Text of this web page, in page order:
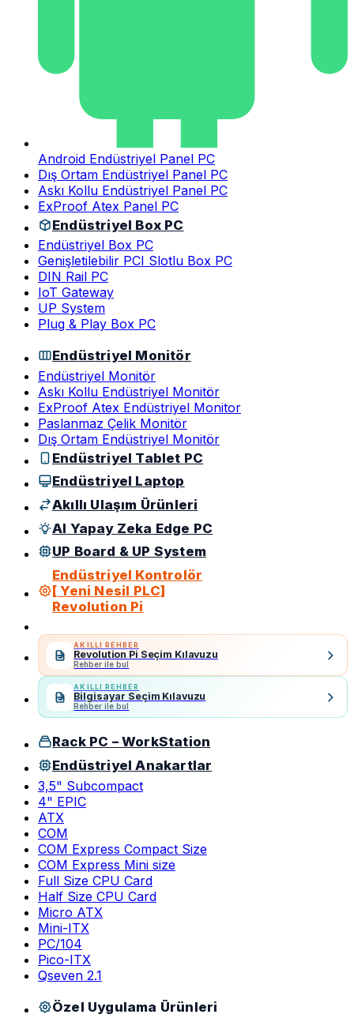
Android Endüstriyel Panel PC
Dış Ortam Endüstriyel Panel PC
Askı Kollu Endüstriyel Panel PC
ExProof Atex Panel PC
Endüstriyel Box PC
Endüstriyel Box PC
Genişletilebilir PCI Slotlu Box PC
DIN Rail PC
IoT Gateway
UP System
Plug & Play Box PC
Endüstriyel Monitör
Endüstriyel Monitör
Askı Kollu Endüstriyel Monitör
ExProof Atex Endüstriyel Monitor
Paslanmaz Çelik Monitör
Dış Ortam Endüstriyel Monitör
Endüstriyel Tablet PC
Endüstriyel Laptop
Akıllı Ulaşım Ürünleri
AI Yapay Zeka Edge PC
UP Board & UP System
Endüstriyel Kontrolör
[ Yeni Nesil PLC]
Revolution Pi
AKILLI REHBER
Revolution Pi Seçim Kılavuzu
Rehber ile bul
AKILLI REHBER
Bilgisayar Seçim Kılavuzu
Rehber ile bul
Rack PC – WorkStation
Endüstriyel Anakartlar
3,5" Subcompact
4" EPIC
ATX
COM
COM Express Compact Size
COM Express Mini size
Full Size CPU Card
Half Size CPU Card
Micro ATX
Mini-ITX
PC/104
Pico-ITX
Qseven 2.1
Özel Uygulama Ürünleri